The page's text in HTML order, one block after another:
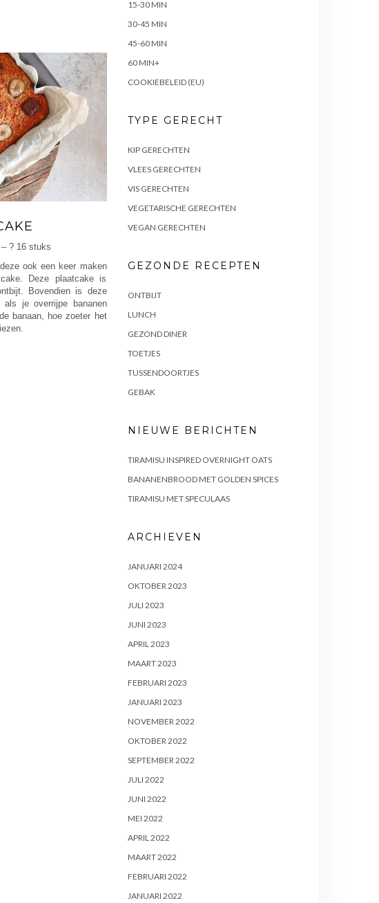
? 16 stuks
ook een keer maken
Deze plaatcake is
Bovendien is deze
als je overrijpe bananen
banaan, hoe zoeter het
15-30 MIN
30-45 MIN
45-60 MIN
60 MIN+
COOKIEBELEID (EU)
TYPE GERECHT
KIP GERECHTEN
VLEES GERECHTEN
VIS GERECHTEN
VEGETARISCHE GERECHTEN
VEGAN GERECHTEN
GEZONDE RECEPTEN
ONTBIJT
LUNCH
GEZOND DINER
TOETJES
TUSSENDOORTJES
GEBAK
NIEUWE BERICHTEN
TIRAMISU INSPIRED OVERNIGHT OATS
BANANENBROOD MET GOLDEN SPICES
TIRAMISU MET SPECULAAS
ARCHIEVEN
JANUARI 2024
OKTOBER 2023
JULI 2023
JUNI 2023
APRIL 2023
MAART 2023
FEBRUARI 2023
JANUARI 2023
NOVEMBER 2022
OKTOBER 2022
SEPTEMBER 2022
JULI 2022
JUNI 2022
MEI 2022
APRIL 2022
MAART 2022
FEBRUARI 2022
JANUARI 2022